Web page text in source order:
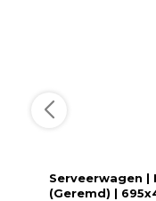
Serveerwagen |
(Geremd) |